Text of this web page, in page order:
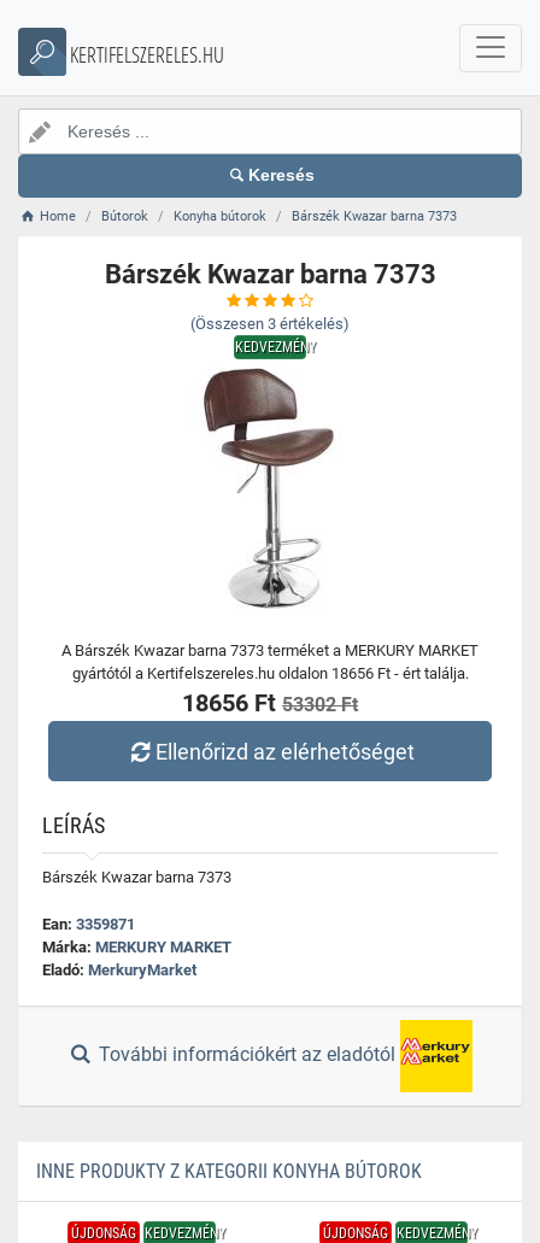
KERTIFELSZERELES.HU
Keresés
Home Bútorok Konyha bútorok Bárszék Kwazar barna 7373
Bárszék Kwazar barna 7373
(Összesen 3 értékelés)
KEDVEZMÉNY
A Bárszék Kwazar barna 7373 terméket a MERKURY MARKET
gyártótól a Kertifelszereles.hu oldalon 18656 Ft - ért találja.
18656 Ft 53302 Ft
Ellenőrizd az elérhetőséget
LEÍRÁS
Bárszék Kwazar barna 7373
Ean: 3359871
Márka: MERKURY MARKET
Eladó: MerkuryMarket
További információkért az eladótól
INNE PRODUKTY Z KATEGORII KONYHA BÚTOROK
ÚJDONSÁG KEDVEZMÉNY ÚJDONSÁG KEDVEZMÉNY